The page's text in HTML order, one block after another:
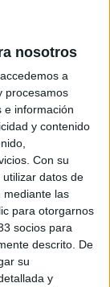
nosotros
a
procesamos
e información
y contenido
Con su
datos de
mediante las
para otorgarnos
socios para
descrito. De
su
y
privada de
Universitat de
además de
de Bachelor
un año
esté en los
de una
en una
te dediques al
sin
sobre
Doble
Marketing